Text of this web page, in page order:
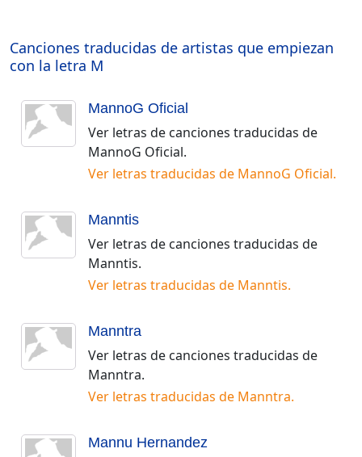
Canciones traducidas de artistas que empiezan
con la letra M
MannoG Oficial
Ver letras de canciones traducidas de
MannoG Oficial.
Ver letras traducidas de MannoG Oficial.
Manntis
Ver letras de canciones traducidas de
Manntis.
Ver letras traducidas de Manntis.
Manntra
Ver letras de canciones traducidas de
Manntra.
Ver letras traducidas de Manntra.
Mannu Hernandez